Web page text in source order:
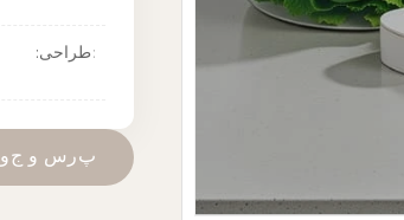
طراحی:
پر س و جو